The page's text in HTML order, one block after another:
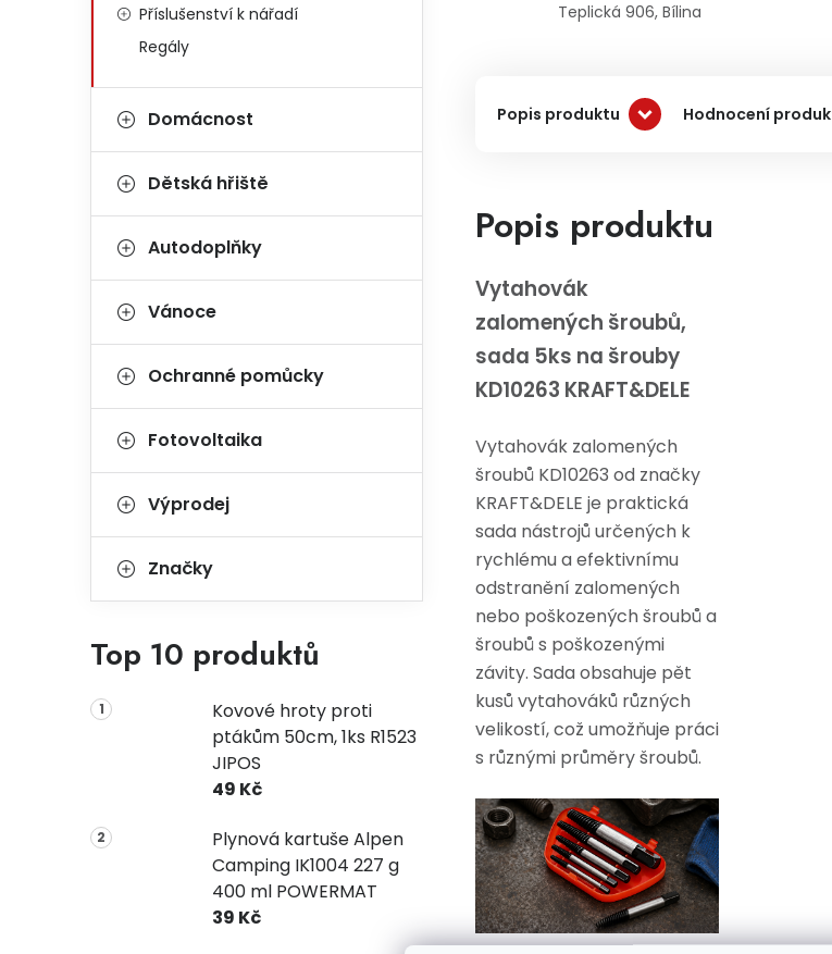
Příslušenství k nářadí
Regály
Domácnost
Dětská hřiště
Autodoplňky
Vánoce
Ochranné pomůcky
Fotovoltaika
Výprodej
Značky
Top 10 produktů
Kovové hroty proti
ptákům 50cm, 1ks R1523
JIPOS
49 Kč
Plynová kartuše Alpen
Camping IK1004 227 g
400 ml POWERMAT
39 Kč
Teplická 906, Bílina
Popis produktu Hodnocení
Popis produktu
Vytahovák
zalomených šroubů,
sada 5ks na šrouby
KD10263 KRAFT&DELE
Vytahovák zalomených
šroubů KD10263 od značky
KRAFT&DELE je praktická
sada nástrojů určených k
rychlému a efektivnímu
odstranění zalomených
nebo poškozených šroubů a
šroubů s poškozenými
závity. Sada obsahuje pět
kusů vytahováků různých
velikostí, což umožňuje práci
s různými průměry šroubů.